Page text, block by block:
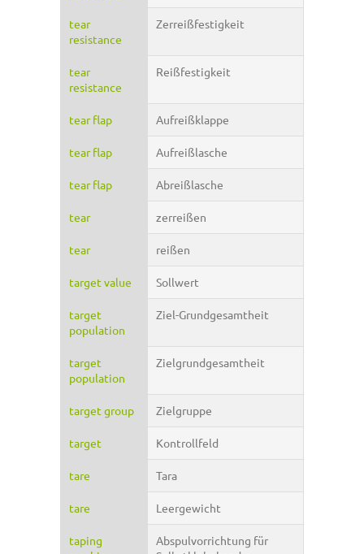
tear
resistance
Zerreißfestigkeit
tear
resistance
Reißfestigkeit
tear flap Aufreißklappe
tear flap Aufreißlasche
tear flap Abreißlasche
tear zerreißen
tear reißen
target value Sollwert
target
population
Ziel-Grundgesamtheit
target
population
Zielgrundgesamtheit
target group Zielgruppe
target Kontrollfeld
tare Tara
tare Leergewicht
taping
Abspulvorrichtung für